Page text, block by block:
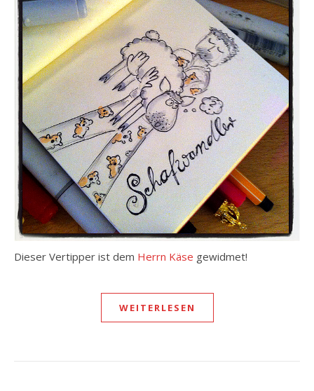
Dieser Vertipper ist dem Herrn Käse gewidmet!
WEITERLESEN